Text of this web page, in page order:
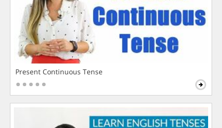
Present Continuous Tense